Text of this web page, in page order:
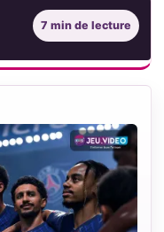
7 min de lecture